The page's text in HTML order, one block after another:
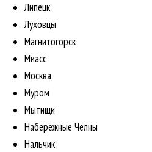
Липецк
Луховцы
Магнитогорск
Миасс
Москва
Муром
Мытищи
Набережные Челны
Нальчик